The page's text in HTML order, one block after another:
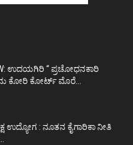
ಉದಯಗಿರಿ “ ಪ್ರಚೋಧನಕಾರಿ
ಕೋರಿ ಕೋರ್ಟ್‌ ಮೊರೆ...
ಉದ್ಯೋಗ : ನೂತನ ಕೈಗಾರಿಕಾ ನೀತಿ